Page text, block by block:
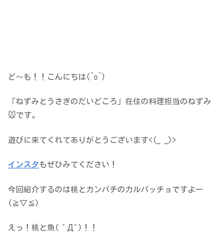
ど～も！！こんにちは(^o^)
「ねずみとうさぎのだいどころ」在住の料理担当のねずみ
🐭です。
遊びに来てくれてありがとうございます<(_ _)>
インスタもぜひみてください！
今回紹介するのは桃とカンパチのカルパッチョですよー
(≧▽≦)
えっ！桃と魚( ﾟДﾟ)！！